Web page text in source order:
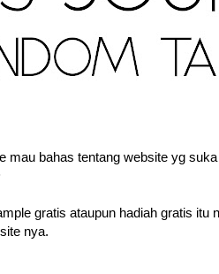
mau bahas tentang website yg
gratis ataupun hadiah gratis itu
nya.